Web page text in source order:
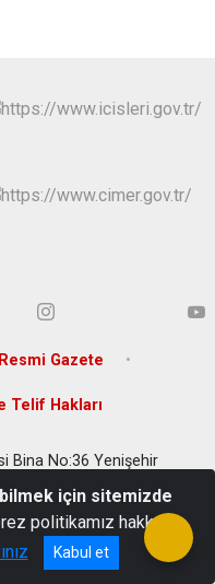
Resmi Gazete
Telif Hakları
Bina No:36 Yenişehir
00
için sitemizde
politikamız hakkında
Kabul et